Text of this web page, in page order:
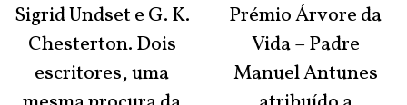
Sigrid Undset e G. K.
Chesterton. Dois
escritores, uma
Prémio Árvore da
Vida – Padre
Manuel Antunes